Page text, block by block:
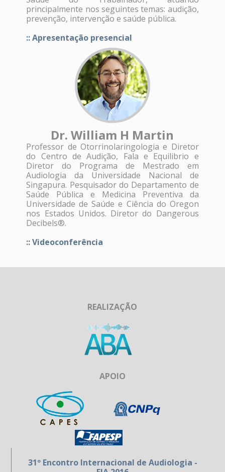
principalmente nos seguintes temas: audição,
prevenção, intervenção e saúde pública.
:: Apresentação presencial
Dr. William H Martin
Professor de Otorrinolaringologia e Diretor
do Centro de Audição, Fala e Equilibrio e
Diretor do Programa de Mestrado em
Audiologia da Universidade Nacional de
Singapura. Pesquisador do Departamento de
Saúde Pública e Medicina Preventiva da
Universidade de Saúde e Ciência do Oregon
nos Estados Unidos. Diretor do Dangerous
Decibels®.
:: Videoconferência
REALIZAÇÃO
APOIO
31º Encontro Internacional de Audiologia -